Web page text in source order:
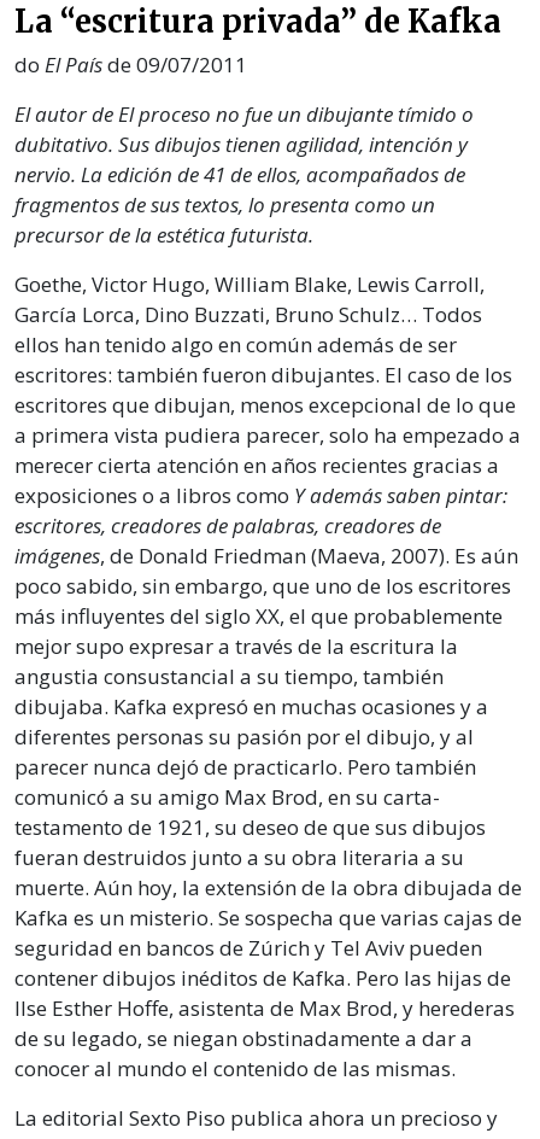
La “escritura privada” de Kafka
do El Paísde 09/07/2011
El autor de El proceso no fue un dibujante tímido o
dubitativo. Sus dibujos tienen agilidad, intención y
nervio. La edición de 41 de ellos, acompañados de
fragmentos de sus textos, lo presenta como un
precursor de la estética futurista.
Goethe, Victor Hugo, William Blake, Lewis Carroll,
García Lorca, Dino Buzzati, Bruno Schulz… Todos
ellos han tenido algo en común además de ser
escritores: también fueron dibujantes. El caso de los
escritores que dibujan, menos excepcional de lo que
a primera vista pudiera parecer, solo ha empezado a
merecer cierta atención en años recientes gracias a
exposiciones o a libros como Y además saben pintar:
escritores, creadores de palabras, creadores de
imágenes, de Donald Friedman (Maeva, 2007). Es aún
poco sabido, sin embargo, que uno de los escritores
más influyentes del siglo XX, el que probablemente
mejor supo expresar a través de la escritura la
angustia consustancial a su tiempo, también
dibujaba. Kafka expresó en muchas ocasiones y a
diferentes personas su pasión por el dibujo, y al
parecer nunca dejó de practicarlo. Pero también
comunicó a su amigo Max Brod, en su carta-
testamento de 1921, su deseo de que sus dibujos
fueran destruidos junto a su obra literaria a su
muerte. Aún hoy, la extensión de la obra dibujada de
Kafka es un misterio. Se sospecha que varias cajas de
seguridad en bancos de Zúrich y Tel Aviv pueden
contener dibujos inéditos de Kafka. Pero las hijas de
Ilse Esther Hoffe, asistenta de Max Brod, y herederas
de su legado, se niegan obstinadamente a dar a
conocer al mundo el contenido de las mismas.
La editorial Sexto Piso publica ahora un precioso y